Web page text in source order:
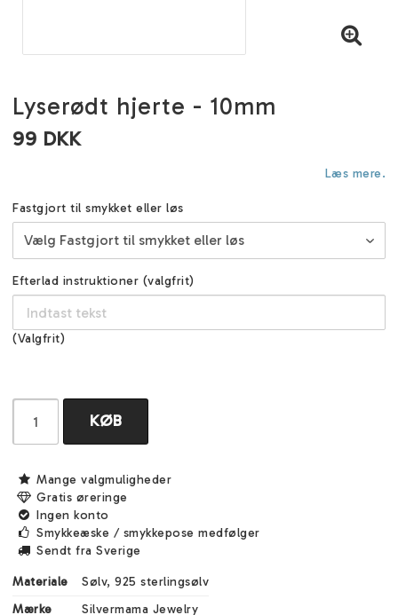
Lyserødt hjerte - 10mm
99 DKK
Læs mere.
Fastgjort til smykket eller løs
Efterlad instruktioner (valgfrit)
(Valgfrit)
KØB
Mange valgmuligheder
Gratis øreringe
Ingen konto
Smykkeæske / smykkepose medfølger
Sendt fra Sverige
Materiale
Sølv, 925 sterlingsølv
Mærke
Silvermama Jewelry